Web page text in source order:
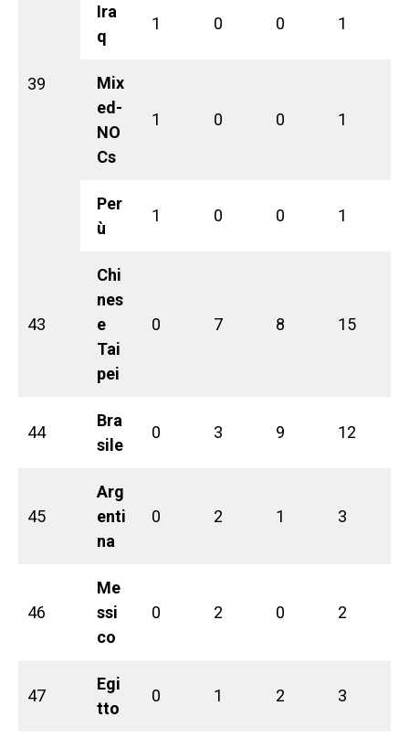
39
Ira
q
1 0 0 1
Mix
ed-
NO
Cs
1 0 0 1
Per
ù
1 0 0 1
43
Chi
nes
e
Tai
pei
0 7 8 15
44
Bra
sile
0 3 9 12
45
Arg
enti
na
0 2 1 3
46
Me
ssi
co
0 2 0 2
47
Egi
tto
0 1 2 3